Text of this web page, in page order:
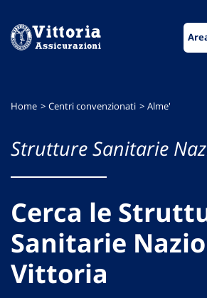
menu
contenuto
footer
Home Centri convenzionati Alme'
Strutture Sanitarie
Cerca le
Sanitarie
Vittoria